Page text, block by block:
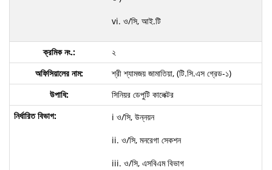
vi. ও/সি, আই.টি
২
শ্রী শ্যামজয় জামাতিয়া, (টি.সি.এস গ্রেড-১)
সিনিয়র ডেপুটি কালেক্টর
i ও/সি, উন্নয়ন
ii. ও/সি, মনরেগা সেকশন
iii. ও/সি, এসবিএম বিভাগ